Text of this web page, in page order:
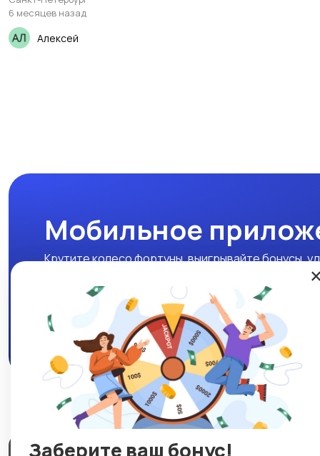
6 месяцев назад
Алексей
Мобильное
Крутите колесо фортуны, выигрывайте бонусы,
Скачать APK
×
Заберите ваш бонус!